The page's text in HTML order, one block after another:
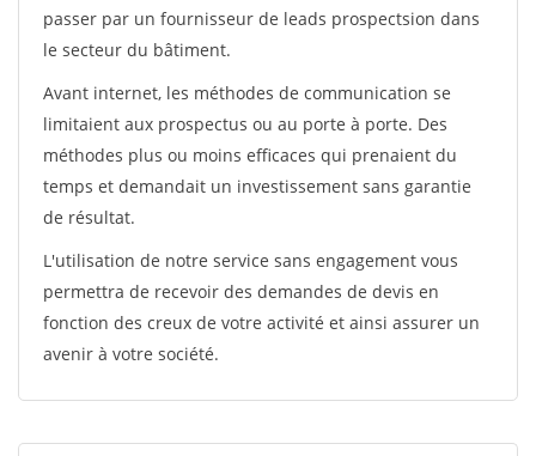
passer par un fournisseur de leads prospectsion dans
le secteur du bâtiment.
Avant internet, les méthodes de communication se
limitaient aux prospectus ou au porte à porte. Des
méthodes plus ou moins efficaces qui prenaient du
temps et demandait un investissement sans garantie
de résultat.
L'utilisation de notre service sans engagement vous
permettra de recevoir des demandes de devis en
fonction des creux de votre activité et ainsi assurer un
avenir à votre société.